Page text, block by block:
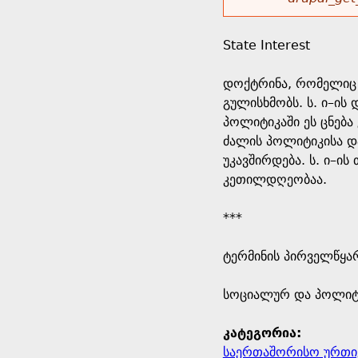
r
s
e
h
e
r
e
o
r
m
e
e
State Interest
დოქტრინა, რომელიც
გულისხმობს. ს.
პოლიტიკაში ეს
ძალის პოლიტიკისა
უკავშირდება. ს.
კეთილდღეობაა.
***
ტერმინის
​სოციალურ და
კატეგორია:
საერთაშორისო